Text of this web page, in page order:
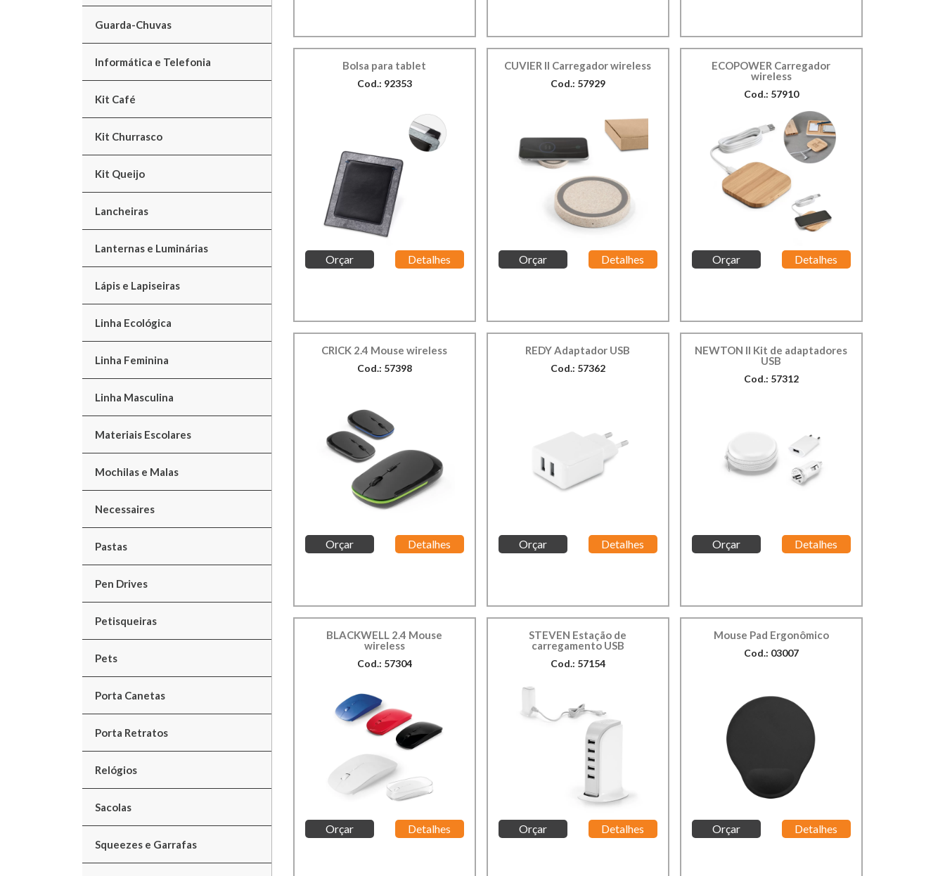
Guarda-Chuvas
Informática e Telefonia
Kit Café
Kit Churrasco
Kit Queijo
Lancheiras
Lanternas e Luminárias
Lápis e Lapiseiras
Linha Ecológica
Linha Feminina
Linha Masculina
Materiais Escolares
Mochilas e Malas
Necessaires
Pastas
Pen Drives
Petisqueiras
Pets
Porta Canetas
Porta Retratos
Relógios
Sacolas
Squeezes e Garrafas
Bolsa para tablet
Cod.: 92353
Orçar Detalhes
CUVIER II Carregador wireless
Cod.: 57929
Orçar Detalhes
ECOPOWER Carregador
wireless
Cod.: 57910
Orçar Detalhes
CRICK 2.4 Mouse wireless
Cod.: 57398
Orçar Detalhes
REDY Adaptador USB
Cod.: 57362
Orçar Detalhes
NEWTON II Kit de adaptadores
USB
Cod.: 57312
Orçar Detalhes
BLACKWELL 2.4 Mouse
wireless
Cod.: 57304
Orçar Detalhes
STEVEN Estação de
carregamento USB
Cod.: 57154
Orçar Detalhes
Mouse Pad Ergonômico
Cod.: 03007
Orçar Detalhes